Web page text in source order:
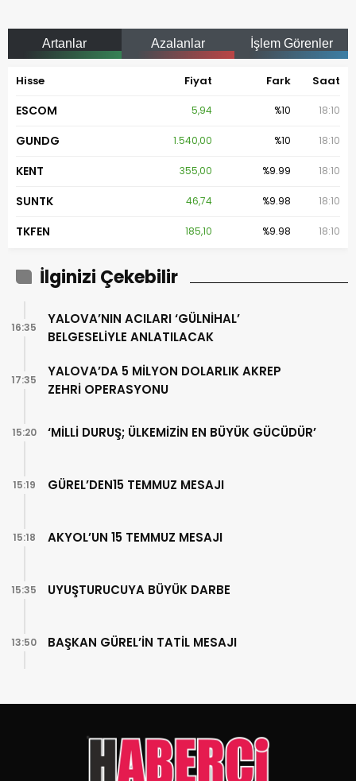
Artanlar Azalanlar İşlem Görenler
Hisse Fiyat Fark Saat
ESCOM 5,94 %10 18:10
GUNDG 1.540,00 %10 18:10
KENT 355,00 %9.99 18:10
SUNTK 46,74 %9.98 18:10
TKFEN 185,10 %9.98 18:10
İlginizi Çekebilir
YALOVA’NIN ACILARI ‘GÜLNİHAL’
BELGESELİYLE ANLATILACAK
16:35
YALOVA’DA 5 MİLYON DOLARLIK AKREP
ZEHRİ OPERASYONU
17:35
‘MİLLİ DURUŞ; ÜLKEMİZİN EN BÜYÜK GÜCÜDÜR’
15:20
GÜREL’DEN15 TEMMUZ MESAJI
15:19
AKYOL’UN 15 TEMMUZ MESAJI
15:18
UYUŞTURUCUYA BÜYÜK DARBE
15:35
BAŞKAN GÜREL’İN TATİL MESAJI
13:50